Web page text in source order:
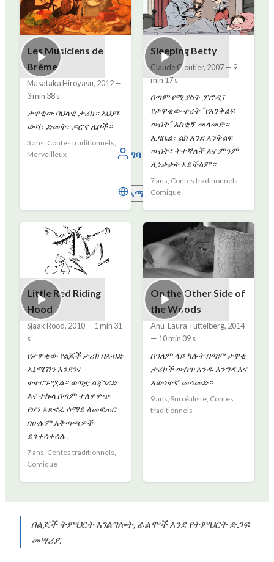
ግባ
አማርኛ
Les Musiciens de
Brême
Masataka Hiroyasu, 2012—
3 min 38 s
ታዋቂው ባህላዊ ታሪክ። አህያ፣
ውሻ፣ ድመት፣ ዶሮና ሌቦች።
3 ans, Contes traditionnels,
Merveilleux
Sleeping Betty
Claude Cloutier, 2007— 9
min 17 s
በጣም የሚያስቅ ፓሮዲ፣
የታዋቂው ተረት “የእንቅልፍ
ውበት” አስቂኝ መላመድ።
ኢዛቤል፣ ልክ እንደ እንቅልፍ
ውበት፣ ትተኛለች እና ምንም
ሊነቃቃት አይችልም።
7 ans, Contes traditionnels,
Comique
Little Red Riding
Hood
Sjaak Rood, 2010— 1 min 31
s
የታዋቂው የልጆች ታሪክ በእብድ
አኒሜሽን እንደገና
ተተርጉሟል። ወጣቷ ልጃገረድ
እና ተኩላ በጣም ተለዋዋጭ
የሆነ አጽናፈ ሰማይ ለመፍጠር
በሁሉም አቅጣጫዎች
ይንቀሳቀሳሉ.
7 ans, Contes traditionnels,
Comique
On the Other Side of
the Woods
Anu-Laura Tuttelberg, 2014
— 10 min 09 s
በዓለም ላይ ካሉት በጣም ታዋቂ
ታሪኮች ውስጥ አንዱ እንግዳ እና
እውነተኛ መላመድ።
9 ans, Surréaliste, Contes
traditionnels
በልጆች ትምህርት አገልግሎት, ፊልሞች እንደ የትምህርት ድጋፍ
መሣሪያ.